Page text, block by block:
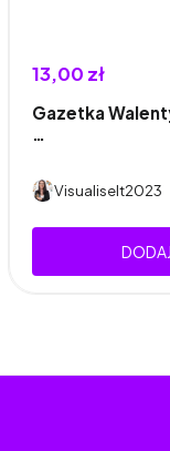
13,00 zł
Gazetka
…
VisualiseIt2023